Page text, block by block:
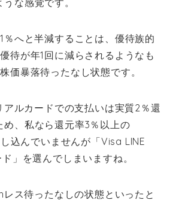
な感覚です。
へと半減することは、優待族的
待が年1回に減らされるようなも
価暴落待ったなし状態です。
ルカードでの支払いは実質2％還
め、私なら還元率3％以上の
込んでいませんが「Visa LINE
」を選んでしまいますね。
ス待ったなしの状態といったと